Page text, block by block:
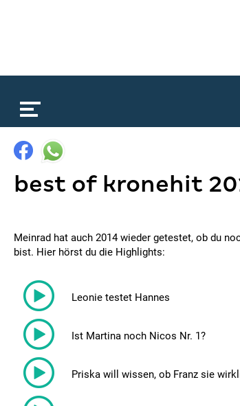
best of kronehit
Meinrad hat auch 2014 wieder getestet, ob du
bist. Hier hörst du die Highlights:
Leonie testet Hannes
Ist Martina noch Nicos Nr. 1?
Priska will wissen, ob Franz sie